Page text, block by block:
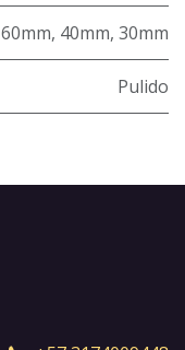
60mm, 40mm, 30mm
Pulido